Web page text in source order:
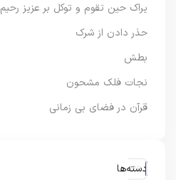
یراک حین تقوم و توکل بر عزیز رحیم
حذر دادن از شرک
بطش
نجات فلک مشحون
قرآن در فضای بی زمانی
دسته‌ها